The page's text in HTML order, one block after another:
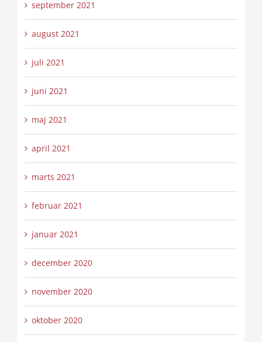
september 2021
august 2021
juli 2021
juni 2021
maj 2021
april 2021
marts 2021
februar 2021
januar 2021
december 2020
november 2020
oktober 2020